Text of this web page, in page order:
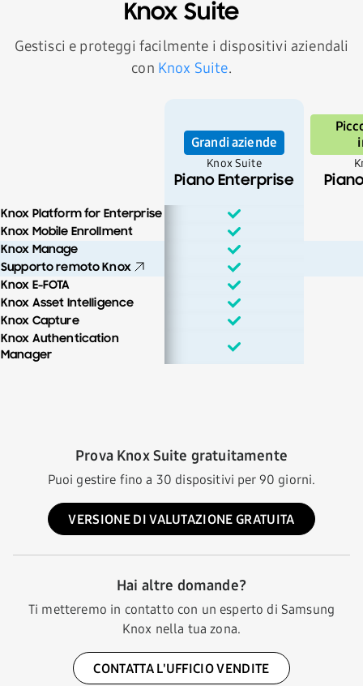
Knox Suite
Gestisci e proteggi facilmente i dispositivi aziendali
con Knox Suite.
Grandi aziende
Knox Suite
Piano Enterprise
Knox Platform for Enterprise
Knox Mobile Enrollment
Knox Manage
Supporto remoto Knox
Knox E-FOTA
Knox Asset Intelligence
Knox Capture
Knox Authentication
Manager
Prova Knox Suite gratuitamente
Puoi gestire fino a 30 dispositivi per 90 giorni.
VERSIONE DI VALUTAZIONE GRATUITA
Hai altre domande?
Ti metteremo in contatto con un esperto di Samsung
Knox nella tua zona.
CONTATTA L'UFFICIO VENDITE